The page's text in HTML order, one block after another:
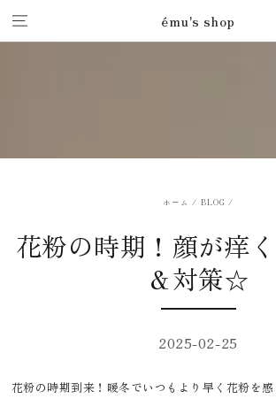
プする
ému's shop
ホーム / BLOG /
花粉の時期！顔が痒
＆対策☆
2025-02-25
花粉の時期到来！暖冬でいつもより早く花粉を